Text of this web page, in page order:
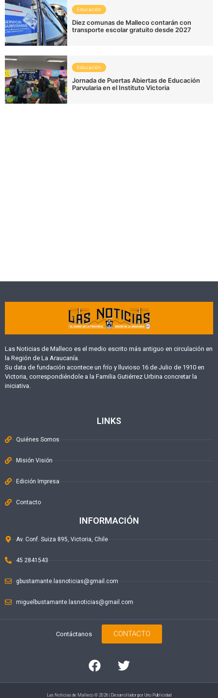
Educación
Diez comunas de Malleco contarán con
transporte escolar gratuito desde 2027
Educación
Jornada de Puertas Abiertas de Educación
Parvularia en el Instituto Victoria
Las Noticias de Malleco es el medio escrito más antiguo en circulación en
la Región de La Araucanía.
Su data de fundación acontece un frío y lluvioso 16 de Julio de 1910 en
Victoria, correspondiéndole a la Familia Gutiérrez Urbina concretar la
iniciativa.
LINKS
Quiénes Somos
Misión Visión
Edición Impresa
Contacto
INFORMACIÓN
Av. Conf. Suiza 895, Victoria, Chile
45 2841543
gbustamante.lasnoticias@gmail.com
miguelbustamante.lasnoticias@gmail.com
Contáctanos CONTACTO
Las Noticias de Malleco © 2026 | Desarrollador por Uno Publicidad